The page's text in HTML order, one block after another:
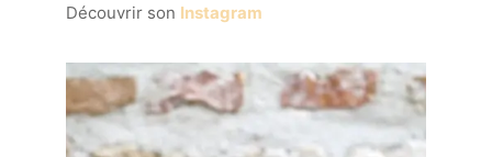
Découvrir son Instagram